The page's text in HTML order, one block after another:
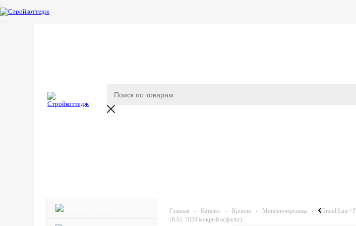
Главная - Каталог - Кровля - Металлочерепица - Grand Line /
(RAL 7024 мокрый асфальт)